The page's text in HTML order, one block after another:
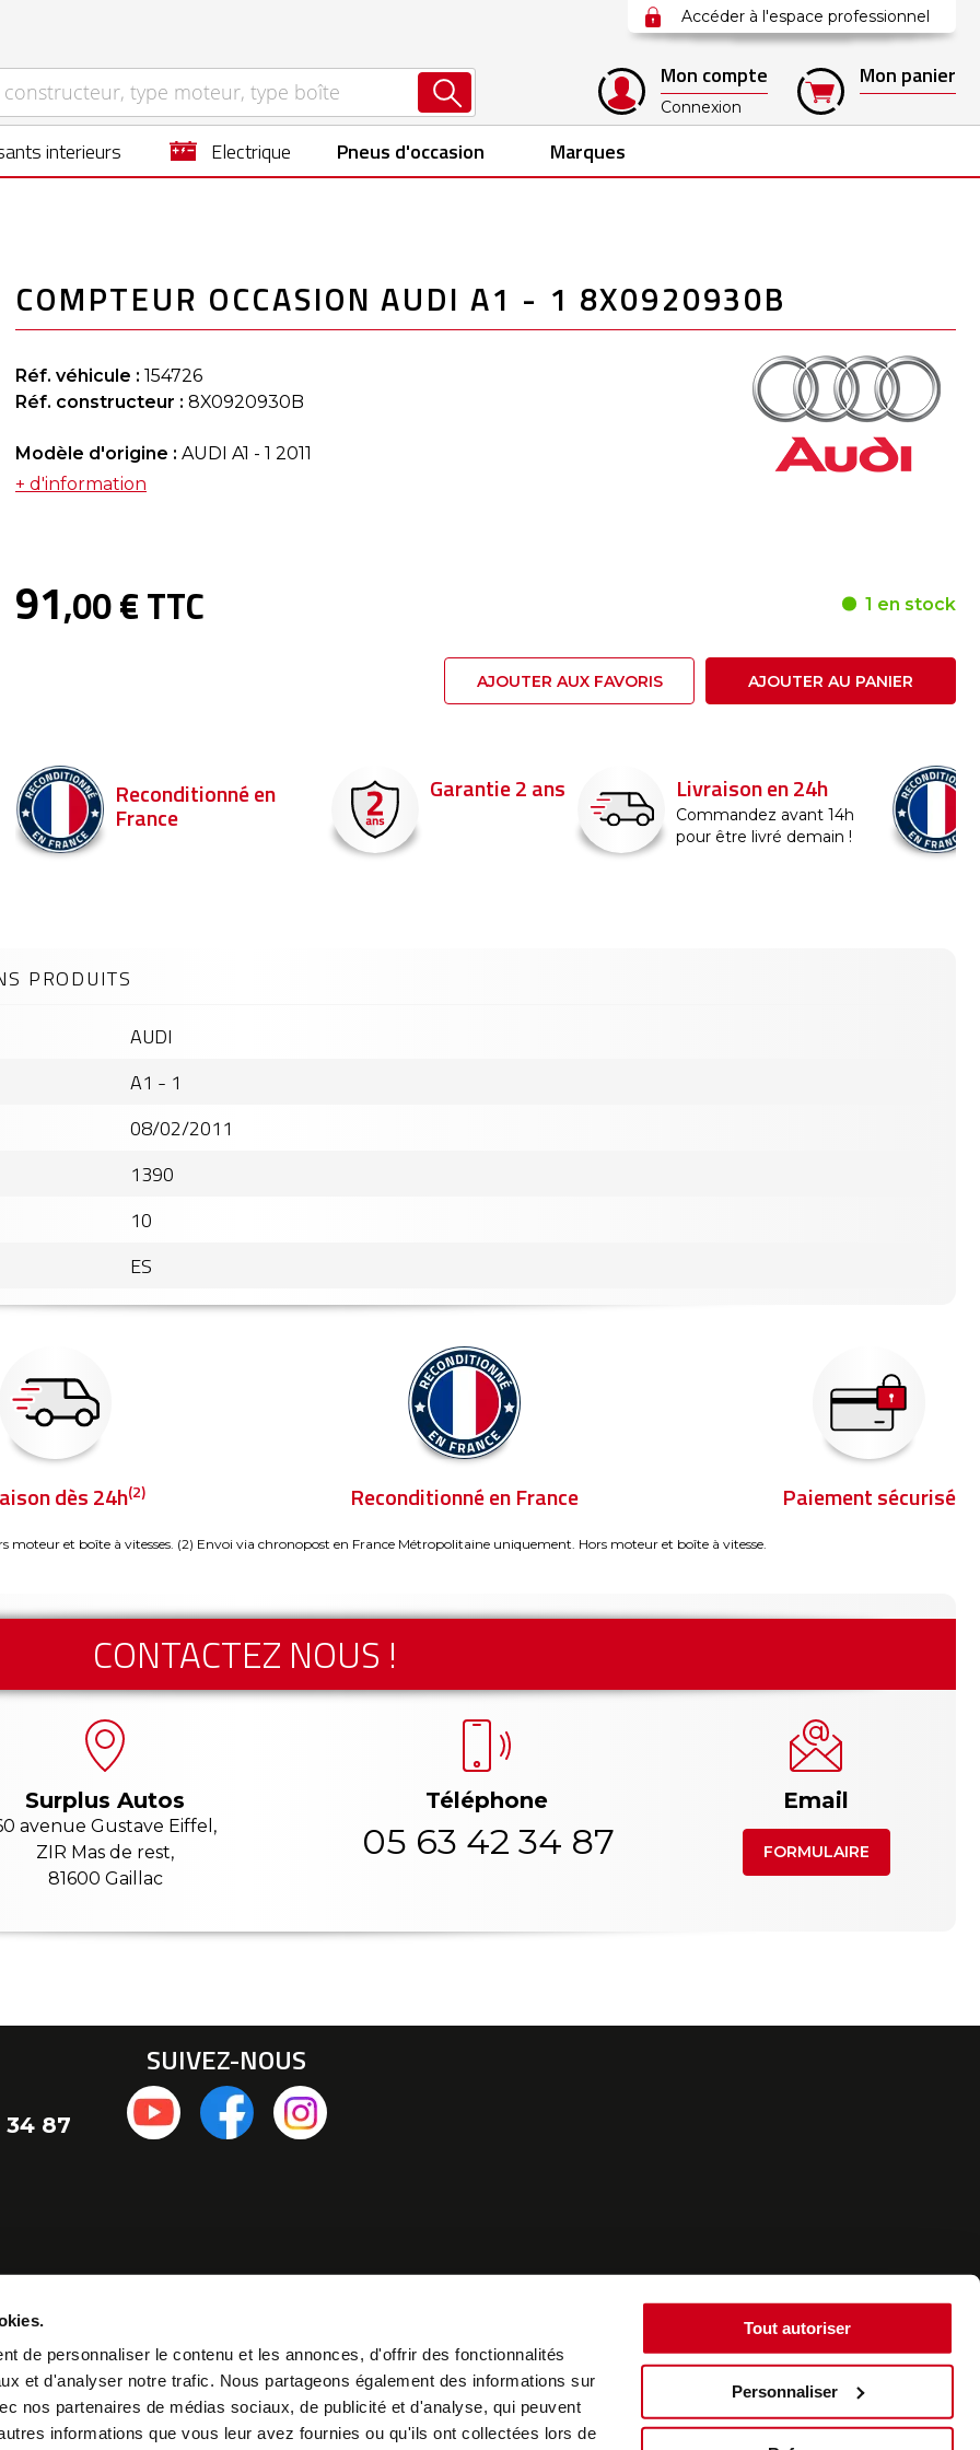
de personnaliser le contenu et les annonces, d'offrir des fonctionnalités
et d'analyser notre trafic. Nous partageons également des informations sur
nos partenaires de médias sociaux, de publicité et d'analyse, qui peuvent
informations que vous leur avez fournies ou qu'ils ont collectées lors de
Tout autoriser
Personnaliser
Accéder à l'espace professionnel
Mon compte
Connexion
Mon panier
interieurs electrique Pneus d'occasion Marques
COMPTEUR OCCASION AUDI A1 - 1 8X0920930B
Réf. véhicule : 154726
Réf. constructeur : 8X0920930B
Modèle d'origine : AUDI A1 - 1 2011
+ d'information
91,00 € TTC 1 en stock
AJOUTER AUX FAVORIS AJOUTER AU PANIER
Reconditionné en
France
Garantie 2 ans Livraison en 24h
Commandez avant 14h
pour être livré demain !
AUDI
A1 - 1
08/02/2011
1390
10
ES
PRODUITS
dès 24h(2) Reconditionné en France Paiement sécurisé
moteur et boîte à vitesses. (2) Envoi via chronopost en France Métropolitaine uniquement. Hors moteur et boîte à vitesse.
CONTACTEZ NOUS !
Surplus Autos
avenue Gustave Eiffel,
ZIR Mas de rest,
81600 Gaillac
Téléphone
05 63 42 34 87
Email
FORMULAIRE
34 87
SUIVEZ-NOUS
©2022 - SurplusAuto - Réalisation : datasolution.fr